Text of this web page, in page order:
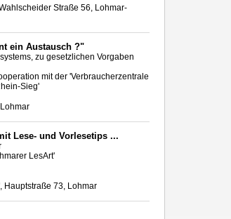
Straße 56, Lohmar-
ein Austausch ?"
zu gesetzlichen Vorgaben
mit der 'Verbraucherzentrale
Sieg'
Lese- und Vorlesetips ...
LesArt'
Hauptstraße 73, Lohmar